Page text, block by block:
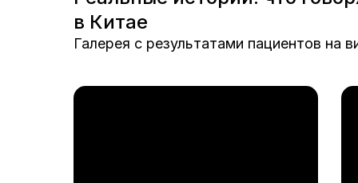
в Китае
Галерея с результатами пациентов на